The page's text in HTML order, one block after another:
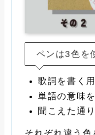
ペンは3色を
歌詞を書く用
単語の意味
聞こえた通